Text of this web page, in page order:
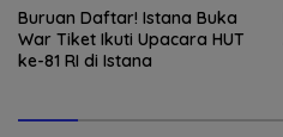
Buruan Daftar! Istana Buka
War Tiket Ikuti Upacara HUT
ke-81 RI di Istana